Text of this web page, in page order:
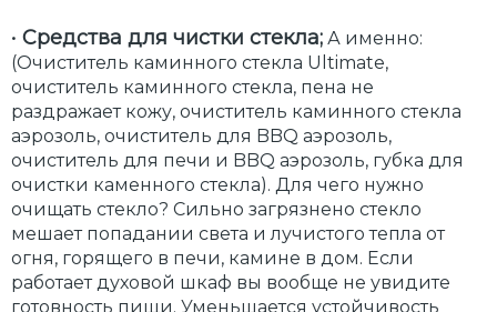
• Средства для чистки стекла; А именно:
(Очиститель каминного стекла Ultimate,
очиститель каминного стекла, пена не
раздражает кожу, очиститель каминного стекла
аэрозоль, очиститель для BBQ аэрозоль,
очиститель для печи и BBQ аэрозоль, губка для
очистки каменного стекла). Для чего нужно
очищать стекло? Сильно загрязнено стекло
мешает попадании света и лучистого тепла от
огня, горящего в печи, камине в дом. Если
работает духовой шкаф вы вообще не увидите
готовность пищи. Уменьшается устойчивость